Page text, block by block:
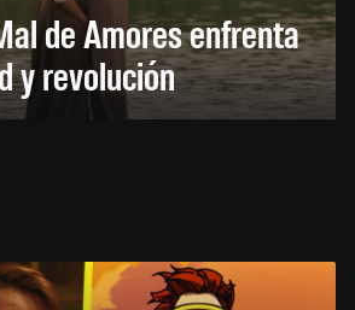
de Amores enfrenta
y revolución